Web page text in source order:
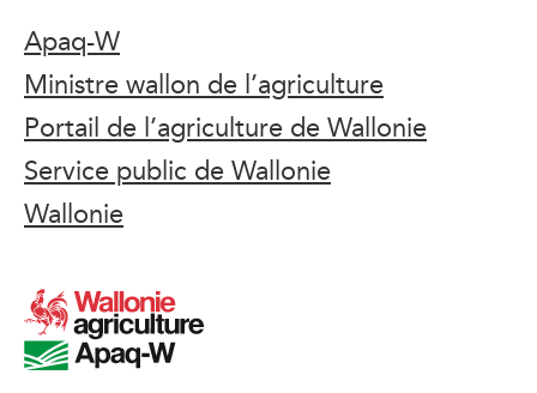
Apaq-W
Ministre wallon de l’agriculture
Portail de l’agriculture de Wallonie
Service public de Wallonie
Wallonie